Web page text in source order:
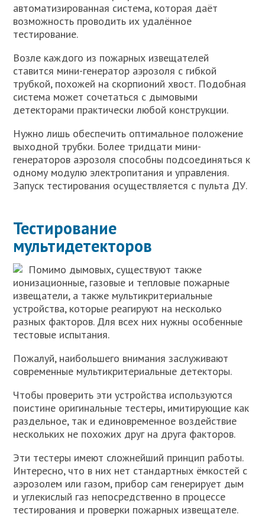
автоматизированная система, которая даёт
возможность проводить их удалённое
тестирование.
Возле каждого из пожарных извещателей
ставится мини-генератор аэрозоля с гибкой
трубкой, похожей на скорпионий хвост. Подобная
система может сочетаться с дымовыми
детекторами практически любой конструкции.
Нужно лишь обеспечить оптимальное положение
выходной трубки. Более тридцати мини-
генераторов аэрозоля способны подсоединяться к
одному модулю электропитания и управления.
Запуск тестирования осуществляется с пульта ДУ.
Тестирование
мультидетекторов
Помимо дымовых, существуют также
ионизационные, газовые и тепловые пожарные
извещатели, а также мультикритериальные
устройства, которые реагируют на несколько
разных факторов. Для всех них нужны особенные
тестовые испытания.
Пожалуй, наибольшего внимания заслуживают
современные мультикритериальные детекторы.
Чтобы проверить эти устройства используются
поистине оригинальные тестеры, имитирующие как
раздельное, так и единовременное воздействие
нескольких не похожих друг на друга факторов.
Эти тестеры имеют сложнейший принцип работы.
Интересно, что в них нет стандартных ёмкостей с
аэрозолем или газом, прибор сам генерирует дым
и углекислый газ непосредственно в процессе
тестирования и проверки пожарных извещателе.